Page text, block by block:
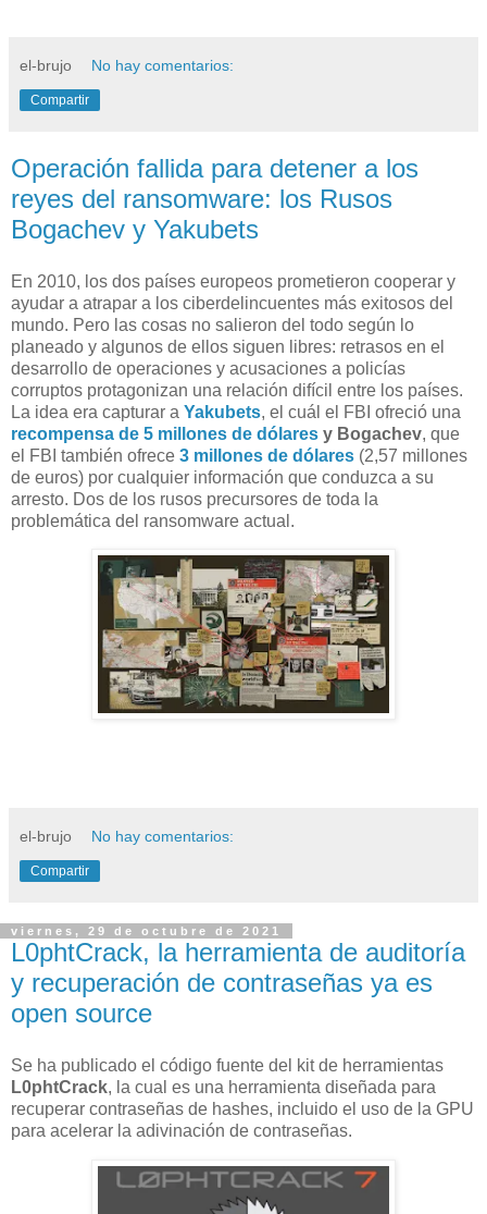
el-brujo No hay comentarios:
Compartir
Operación fallida para detener a los
reyes del ransomware: los Rusos
Bogachev y Yakubets
En 2010, los dos países europeos prometieron cooperar y
ayudar a atrapar a los ciberdelincuentes más exitosos del
mundo. Pero las cosas no salieron del todo según lo
planeado y algunos de ellos siguen libres: retrasos en el
desarrollo de operaciones y acusaciones a policías
corruptos protagonizan una relación difícil entre los países.
La idea era capturar a Yakubets, el cuál el FBI ofreció una
recompensa de 5 millones de dólares y Bogachev, que
el FBI también ofrece 3 millones de dólares (2,57 millones
de euros) por cualquier información que conduzca a su
arresto. Dos de los rusos precursores de toda la
problemática del ransomware actual.
el-brujo No hay comentarios:
Compartir
viernes, 29 de octubre de 2021
L0phtCrack, la herramienta de auditoría
y recuperación de contraseñas ya es
open source
Se ha publicado el código fuente del kit de herramientas
L0phtCrack, la cual es una herramienta diseñada para
recuperar contraseñas de hashes, incluido el uso de la GPU
para acelerar la adivinación de contraseñas.